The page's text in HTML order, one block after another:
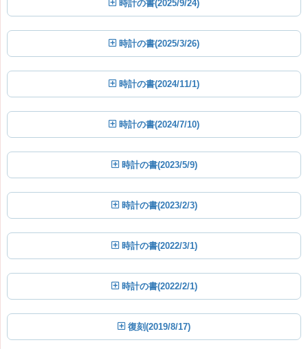
時計の書(2025/9/24)
時計の書(2025/3/26)
時計の書(2024/11/1)
時計の書(2024/7/10)
時計の書(2023/5/9)
時計の書(2023/2/3)
時計の書(2022/3/1)
時計の書(2022/2/1)
復刻(2019/8/17)